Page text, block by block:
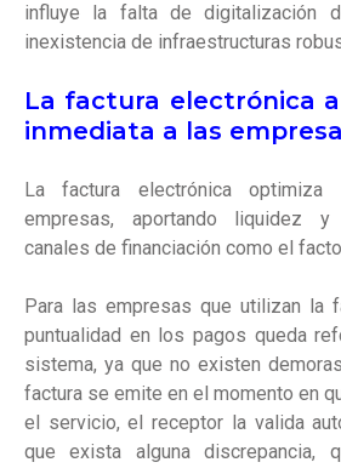
influye la falta de digitalización
inexistencia de infraestructuras
La factura electrónica
inmediata a las
La factura electrónica
empresas, aportando liquidez y
canales de financiación como el
Para las empresas que utilizan la
puntualidad en los pagos queda
sistema, ya que no existen
factura se emite en el momento en
el servicio, el receptor la valida
que exista alguna discrepancia,